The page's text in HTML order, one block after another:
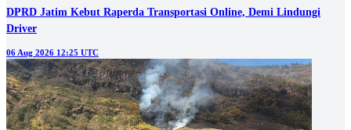
DPRD Jatim Kebut Raperda Transportasi Online, Demi Lindungi
Driver
06 Aug 2026 12:25 UTC